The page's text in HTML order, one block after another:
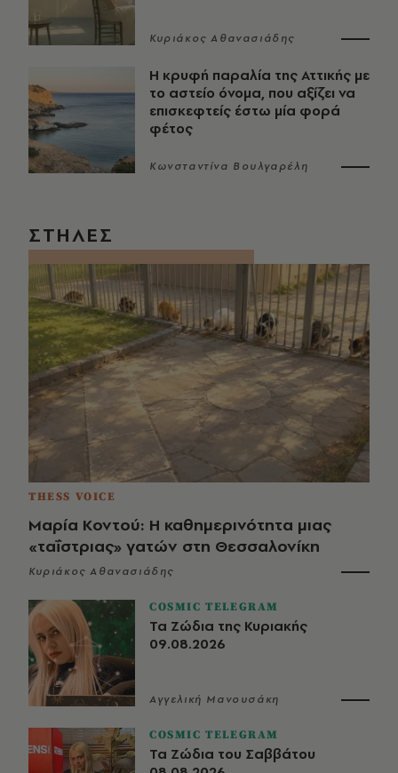
Κυριάκος Αθανασιάδης
Η κρυφή παραλία της Αττικής με
το αστείο όνομα, που αξίζει να
επισκεφτείς έστω μία φορά
φέτος
Κωνσταντίνα Βουλγαρέλη
ΣΤΗΛΕΣ
THESS VOICE
Μαρία Κοντού: Η καθημερινότητα μιας
«ταΐστριας» γατών στη Θεσσαλονίκη
Κυριάκος Αθανασιάδης
COSMIC TELEGRAM
Τα Ζώδια της Κυριακής
09.08.2026
Αγγελική Μανουσάκη
COSMIC TELEGRAM
Τα Ζώδια του Σαββάτου